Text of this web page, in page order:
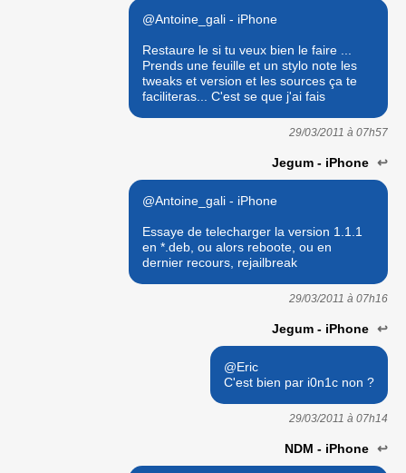
@Antoine_gali - iPhone
Restaure le si tu veux bien le faire ...
Prends une feuille et un stylo note les
tweaks et version et les sources ça te
faciliteras... C'est se que j'ai fais
29/03/2011 à 07h57
Jegum - iPhone ↩
@Antoine_gali - iPhone
Essaye de telecharger la version 1.1.1
en *.deb, ou alors reboote, ou en
dernier recours, rejailbreak
29/03/2011 à 07h16
Jegum - iPhone ↩
@Eric
C'est bien par i0n1c non ?
29/03/2011 à 07h14
NDM - iPhone ↩